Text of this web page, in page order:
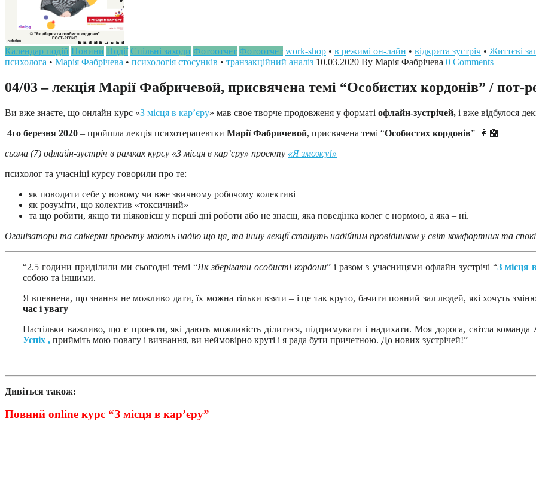
Календар подій Новини Події Спільні заходи Фотоотчет Фотоотчет work-shop • в режимі он-лайн • відкрита зустріч • Життєві
психолога • Марія Фабрічева • психологія стосунків • транзакційний аналіз 10.03.2020 By Марія Фабрічева 0 Comments
04/03 – лекція Марії Фабричевой, присвячена темі “Особистих кордонів” / пот-
Ви вже знаєте, що онлайн курс «З місця в кар’єру» мав свое творче продовженя у форматі офлайн-зустрічей, і вже відбулося
4го березня 2020 – пройшла лекція психотерапевтки Марії Фабричевой, присвячена темі “Особистих кордонів”
👩‍🏫
сьома (7) офлайн-зустріч в рамках курсу «З місця в кар’єру» проекту «Я зможу!»
психолог та учасніці курсу говорили про те:
як поводити себе у новому чи вже звичному робочому колективі
як розуміти, що колектив «токсичний»
та що робити, якщо ти ніяковієш у перші дні роботи або не знаєш, яка поведінка колег є нормою, а яка – ні.
Оганізатори та спікерки проекту мають надію що ця, та іншу лекції стануть надійним провідником у світ комфортних та
“2.5 години приділили ми сьогодні темі “Як зберігати особисті кордони” і разом з учасницями офлайн зустрічі “З місця
собою та іншими.
Я впевнена, що знання не можливо дати, їх можна тільки взяти – і це так круто, бачити повний зал людей, які хочуть
час і увагу
Настільки важливо, що є проекти, які дають можливість ділитися, підтримувати і надихати. Моя дорога, світла команда
Успіх , прийміть мою повагу і визнання, ви неймовірно круті і я рада бути причетною. До нових зустрічей!”
Дивіться також:
Повний online курс “З місця в кар’єру”